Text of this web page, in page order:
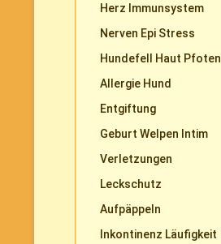
Herz Immunsystem
Nerven Epi Stress
Hundefell Haut Pfoten
Allergie Hund
Entgiftung
Geburt Welpen Intim
Verletzungen
Leckschutz
Aufpäppeln
Inkontinenz Läufigkeit